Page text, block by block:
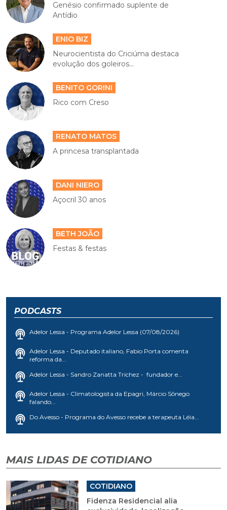
Genésio confirmado suplente de
Antídio
ENIO BIZ
Neurocientista do Criciúma destaca
evolução dos goleiros...
BENITO GORINI
Rico com Creso
RENATO MATOS
A princesa transplantada
DANI NIERO
Açocril 30 anos
BETH JOÃO
Festas & festas
PODCASTS
Adelor Lessa - Programa Adelor Lessa (07/08/2026)
Adelor Lessa - Deputado italiano, Fabio Porta comenta
reforma da...
Adelor Lessa - Sandro Zanatta Trichez - fundador e...
Adelor Lessa - Climatologista da Epagri, Márcio Sônego
falando...
Do Avesso - Programa do Avesso recebe a terapeuta Léia...
MAIS LIDAS DE COTIDIANO
COTIDIANO
Fidenza Residencial alia